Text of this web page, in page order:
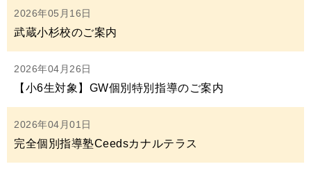
2026年05月16日
武蔵小杉校のご案内
2026年04月26日
【小6生対象】GW個別特別指導のご案内
2026年04月01日
完全個別指導塾Ceedsカナルテラス